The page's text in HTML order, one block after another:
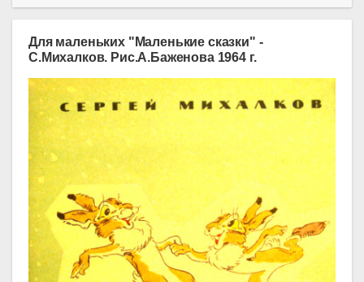
Для маленьких "Маленькие сказки" -
С.Михалков. Рис.А.Баженова 1964 г.